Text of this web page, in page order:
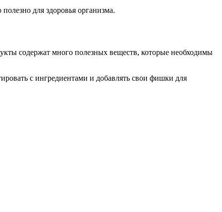
для здоровья организма.
содержат много полезных веществ, которые необходимы
с ингредиентами и добавлять свои фишки для